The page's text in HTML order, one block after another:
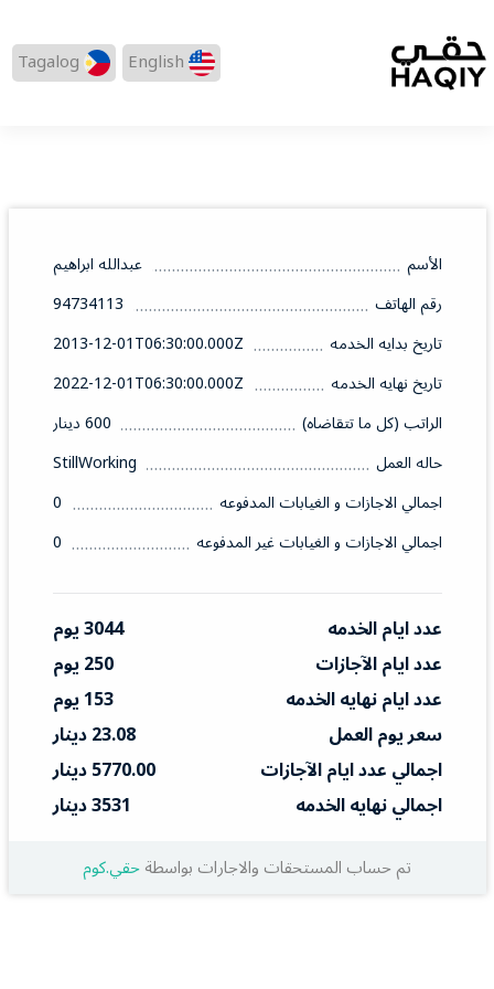
English
Tagalog
الأسم
عبدالله ابراهيم
رقم الهاتف
94734113
تاريخ بدايه الخدمه
2013-12-01T06:30:00.000Z
تاريخ نهايه الخدمه
2022-12-01T06:30:00.000Z
الراتب (كل ما تتقاضاه)
600 دينار
حاله العمل
StillWorking
اجمالي الاجازات و الغيابات المدفوعه
0
اجمالي الاجازات و الغيابات غير المدفوعه
0
عدد ايام الخدمه
3044 يوم
عدد ايام الآجازات
250 يوم
عدد ايام نهايه الخدمه
153 يوم
سعر يوم العمل
23.08 دينار
اجمالي عدد ايام الآجازات
5770.00 دينار
اجمالي نهايه الخدمه
3531 دينار
تم حساب المستحقات والاجارات بواسطةحقي.كوم